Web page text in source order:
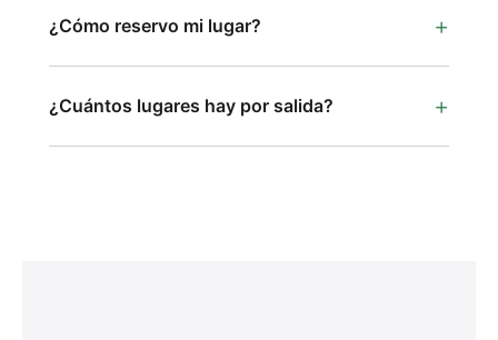
¿Cómo reservo mi lugar?
¿Cuántos lugares hay por salida?